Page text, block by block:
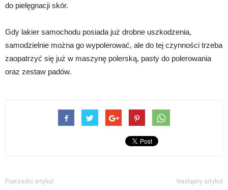
do pielęgnacji skór.
Gdy lakier samochodu posiada już drobne uszkodzenia,
samodzielnie można go wypolerować, ale do tej czynności trzeba
zaopatrzyć się już w maszynę polerską, pasty do polerowania
oraz zestaw padów.
Poprzedni artykuł Następny artykuł